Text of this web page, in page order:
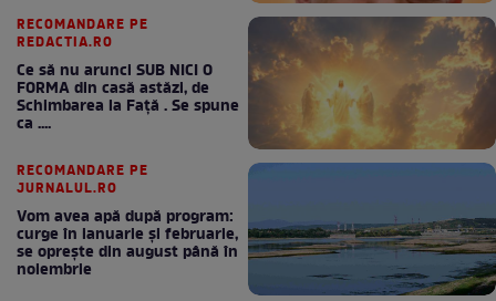
RECOMANDARE PE
REDACTIA.RO
Ce să nu arunci SUB NICI O
FORMA din casă astăzi, de
Schimbarea la Față . Se spune
ca ....
RECOMANDARE PE
JURNALUL.RO
Vom avea apă după program:
curge în ianuarie și februarie,
se oprește din august până în
noiembrie